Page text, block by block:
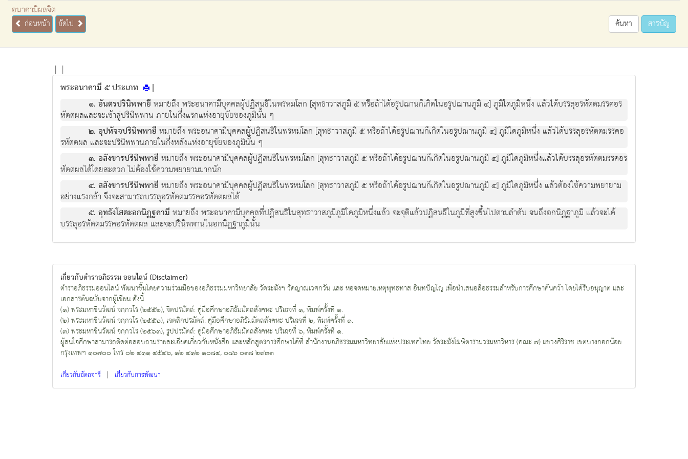
อนาคามิผลจิต
ก่อนหน้า ถัดไป ค้นหา สารบัญ
| |
พระอนาคามี ๕ ประเภท
|
๑. อันตรปรินิพพายี หมายถึง พระอนาคามีบุคคลผู้ปฏิสนธิในพรหมโลก [สุทธาวาสภูมิ ๕ หรือถ้าได้อรูปฌานก็เกิดในอรูปฌานภูมิ ๔] ภูมิใดภูมิหนึ่ง แล้วได้บรรลุอรหัตตมรรคอร
หัตตผลและจะเข้าสู่ปรินิพพาน ภายในกึ่งแรกแห่งอายุขัยของภูมินั้น ๆ
๒. อุปหัจจปรินิพพายี หมายถึง พระอนาคามีบุคคลผู้ปฏิสนธิในพรหมโลก [สุทธาวาสภูมิ ๕ หรือถ้าได้อรูปฌานก็เกิดในอรูปฌานภูมิ ๔] ภูมิใดภูมิหนึ่ง แล้วได้บรรลุอรหัตตมรรคอ
รหัตตผล และจะปรินิพพานภายในกึ่งหลังแห่งอายุขัยของภูมินั้น ๆ
๓. อสังขารปรินิพพายี หมายถึง พระอนาคามีบุคคลผู้ปฏิสนธิในพรหมโลก [สุทธาวาสภูมิ ๕ หรือถ้าได้อรูปฌานก็เกิดในอรูปฌานภูมิ ๔] ภูมิใดภูมิหนึ่งแล้วได้บรรลุอรหัตตมรรคอร
หัตตผลได้โดยสะดวก ไม่ต้องใช้ความพยายามมากนัก
๔. สสังขารปรินิพพายี หมายถึง พระอนาคามีบุคคลผู้ปฏิสนธิในพรหมโลก [สุทธาวาสภูมิ ๕ หรือถ้าได้อรูปฌานก็เกิดในอรูปฌานภูมิ ๔] ภูมิใดภูมิหนึ่ง แล้วต้องใช้ความพยายาม
อย่างแรงกล้า จึงจะสามารถบรรลุอรหัตตมรรคอรหัตตผลได้
๕. อุทธังโสตะอกนิฏฐคามี หมายถึง พระอนาคามีบุคคลที่ปฏิสนธิในสุทธาวาสภูมิภูมิใดภูมิหนึ่งแล้ว จะจุติแล้วปฏิสนธิในภูมิที่สูงขึ้นไปตามลำดับ จนถึงอกนิฏฐาภูมิ แล้วจะได้
บรรลุอรหัตตมรรคอรหัตตผล และจะปรินิพพานในอกนิฏฐาภูมินั้น
เกี่ยวกับตำราอภิธรรม ออนไลน์ (Disclaimer)
ตำราอภิธรรมออนไลน์ พัฒนาขึ้นโดยความร่วมมือของอภิธรรมมหาวิทยาลัย วัดระฆังฯ วัดญาณเวศกวัน และ หอจดหมายเหตุพุทธทาส อินทปัญโญ เพื่อนำเสนอสื่อธรรมสำหรับการศึกษาค้นคว้า โดยได้รับอนุญาต และ
เอกสารต้นฉบับจากผู้เขียน ดังนี้
(๑) พระมหาชินวัฒน์ จกฺกวโร (๒๕๕๒), จิตปรมัตถ์: คู่มือศึกษาอภิธัมมัตถสังคหะ ปริเฉจที่ ๑, พิมพ์ครั้งที่ ๑.
(๒) พระมหาชินวัฒน์ จกฺกวโร (๒๕๕๖), เจตสิกปรมัตถ์: คู่มือศึกษาอภิธัมมัตถสังคหะ ปริเฉจที่ ๒, พิมพ์ครั้งที่ ๑.
(๓) พระมหาชินวัฒน์ จกฺกวโร (๒๕๖๓), รูปปรมัตถ์: คู่มือศึกษาอภิธัมมัตถสังคหะ ปริเฉจที่ ๖, พิมพ์ครั้งที่ ๑.
ผู้สนใจศึกษาสามารถติดต่อสอบถามรายละเอียดเกี่ยวกับหนังสือ และหลักสูตรการศึกษาได้ที่ สำนักงานอภิธรรมมหาวิทยาลัยแห่งประเทศไทย วัดระฆังโฆษิตารามวรมหาวิหาร (คณะ ๗) แขวงศิริราช เขตบางกอกน้อย
กรุงเทพฯ ๑๐๗๐๐ โทร ๐๒ ๔๑๑ ๔๕๔๖, ๑๒ ๔๑๒ ๑๐๘๔, ๐๘๖ ๐๓๘ ๒๙๓๓
เกี่ยวกับอัตถจารี | เกี่ยวกับการพัฒนา